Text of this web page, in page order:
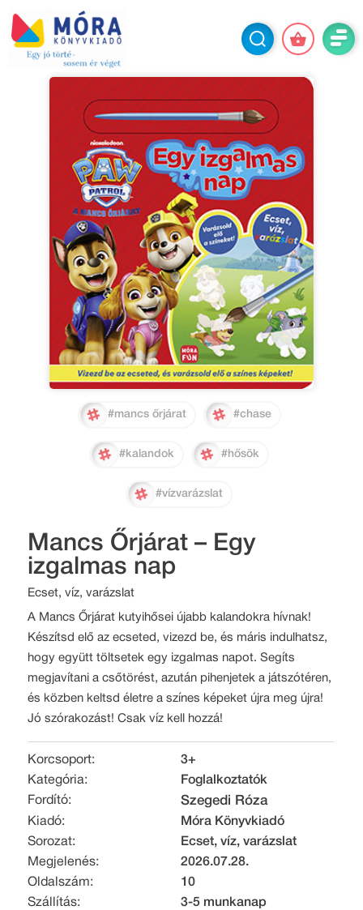
#mancs őrjárat #chase
#kalandok #hősök
#vízvarázslat
Mancs Őrjárat – Egy
izgalmas nap
Ecset, víz, varázslat
A Mancs Őrjárat kutyihősei újabb kalandokra hívnak!
Készítsd elő az ecseted, vizezd be, és máris indulhatsz,
hogy együtt töltsetek egy izgalmas napot. Segíts
megjavítani a csőtörést, azután pihenjetek a játszótéren,
és közben keltsd életre a színes képeket újra meg újra!
Jó szórakozást! Csak víz kell hozzá!
Korcsoport:
3+
Kategória:
Foglalkoztatók
Fordító:
Szegedi Róza
Kiadó:
Móra Könyvkiadó
Sorozat:
Ecset, víz, varázslat
Megjelenés:
2026.07.28.
Oldalszám:
10
Szállítás:
3-5 munkanap